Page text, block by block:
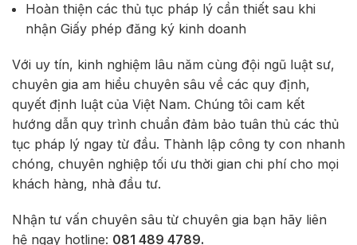
Hoàn thiện các thủ tục pháp lý cần thiết sau khi
nhận Giấy phép đăng ký kinh doanh
Với uy tín, kinh nghiệm lâu năm cùng đội ngũ luật sư,
chuyên gia am hiểu chuyên sâu về các quy định,
quyết định luật của Việt Nam. Chúng tôi cam kết
hướng dẫn quy trình chuẩn đảm bảo tuân thủ các thủ
tục pháp lý ngay từ đầu. Thành lập công ty con nhanh
chóng, chuyên nghiệp tối ưu thời gian chi phí cho mọi
khách hàng, nhà đầu tư.
Nhận tư vấn chuyên sâu từ chuyên gia bạn hãy liên
hệ ngay hotline: 081 489 4789.